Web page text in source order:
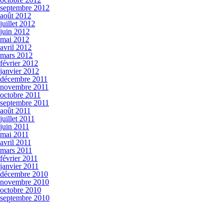
septembre 2012
août 2012
juillet 2012
juin 2012
mai 2012
avril 2012
mars 2012
février 2012
janvier 2012
décembre 2011
novembre 2011
octobre 2011
septembre 2011
août 2011
juillet 2011
juin 2011
mai 2011
avril 2011
mars 2011
février 2011
janvier 2011
décembre 2010
novembre 2010
octobre 2010
septembre 2010